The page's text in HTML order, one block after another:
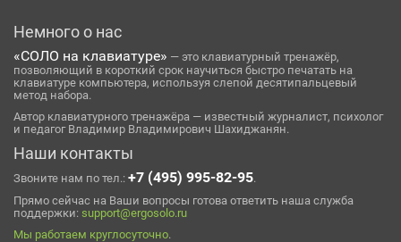
Немного о нас
«СОЛО на клавиатуре» — это клавиатурный тренажёр,
позволяющий в короткий срок научиться быстро печатать на
клавиатуре компьютера, используя слепой десятипальцевый
метод набора.
Автор клавиатурного тренажёра — известный журналист, психолог
и педагог Владимир Владимирович Шахиджанян.
Наши контакты
Звоните нам по тел.: +7 (495) 995-82-95.
Прямо сейчас на Ваши вопросы готова ответить наша служба
поддержки: support@ergosolo.ru
Мы работаем круглосуточно.